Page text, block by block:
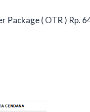
Package ( OTR ) Rp.